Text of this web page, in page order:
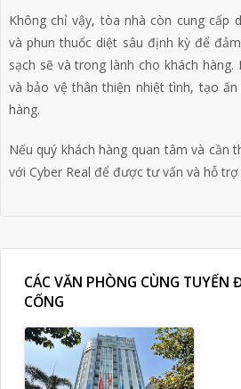
Không chỉ vậy, tòa nhà còn cung cấp
và phun thuốc diệt sâu định kỳ để
sạch sẽ và trong lành cho khách
và bảo vệ thân thiện nhiệt tình, tạo
hàng.
Nếu quý khách hàng quan tâm và cần
với Cyber Real để được tư vấn và hỗ trợ
CÁC VĂN PHÒNG CÙNG
CỐNG